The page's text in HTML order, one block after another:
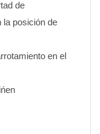
de
la posición de
en el